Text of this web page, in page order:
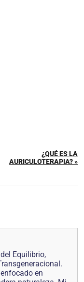
¿QUÉ ES LA
AURICULOTERAPIA? »
Equilibrio,
en